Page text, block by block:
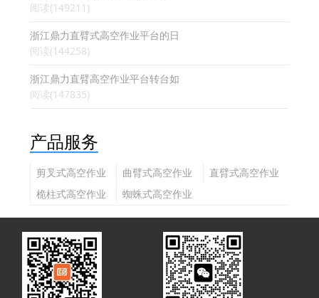
阅读(149211)
浙江鼎力直臂式高空作业平台的日
阅读(144258)
浙江鼎力直臂高空作业平台转台如
阅读(147835)
产品服务
剪叉式高空作业
平台
曲臂式高空作业
平台
直臂式高空作业
桅柱式高空作业
蜘蛛式高空作业